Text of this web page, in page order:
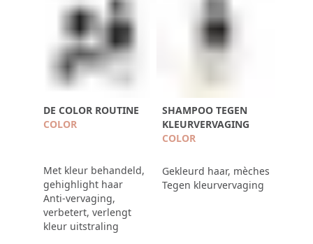
DE COLOR ROUTINE
COLOR
Met kleur behandeld,
gehighlight haar
Anti-vervaging,
verbetert, verlengt
kleur uitstraling
SHAMPOO TEGEN
KLEURVERVAGING
COLOR
Gekleurd haar, mèches
Tegen kleurvervaging